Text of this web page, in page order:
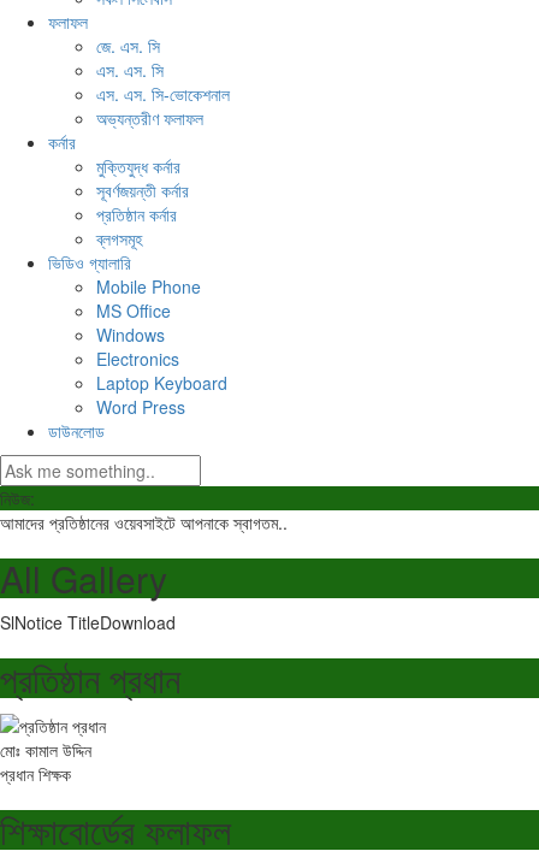
ফলাফল
জে. এস. সি
এস. এস. সি
এস. এস. সি-ভোকেশনাল
অভ্যন্তরীণ ফলাফল
কর্নার
মুক্তিযুদ্ধ কর্নার
সূবর্ণজয়ন্তী কর্নার
প্রতিষ্ঠান কর্নার
ব্লগসমূহ
ভিডিও গ্যালারি
Mobile Phone
MS Office
Windows
Electronics
Laptop Keyboard
Word Press
ডাউনলোড
নিউজ:
আমাদের প্রতিষ্ঠানের ওয়েবসাইটে আপনাকে স্বাগতম..
All Gallery
SlNotice TitleDownload
প্রতিষ্ঠান প্রধান
মোঃ কামাল উদ্দিন
প্রধান শিক্ষক
শিক্ষাবোর্ডের ফলাফল